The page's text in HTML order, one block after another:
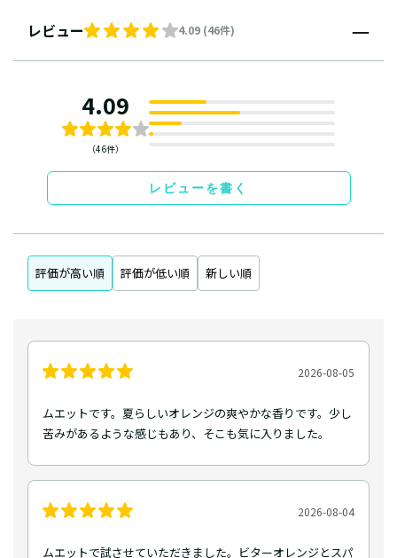
レビュー 4.09 (46件)
4.09
（46件）
レビューを書く
評価が高い順 評価が低い順 新しい順
2026-08-05
ムエットです。夏らしいオレンジの爽やかな香りです。少し
苦みがあるような感じもあり、そこも気に入りました。
2026-08-04
ムエットで試させていただきました。ビターオレンジとスパ